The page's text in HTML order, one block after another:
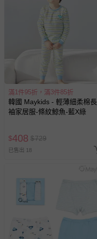
滿1件95折，滿3件85折
韓國 Maykids - 輕薄細柔棉長
袖家居服-條紋鯨魚-藍X綠
$408 $729
已售出 18